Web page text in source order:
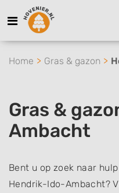
Home Gras & gazon
Gras &
Ambacht
Bent u op zoek naar
Hendrik-Ido-Ambacht?